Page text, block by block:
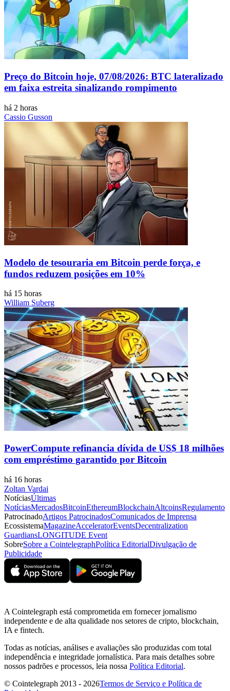
Preço do Bitcoin hoje, 07/08/2026: BTC lateralizado
em faixa estreita sinalizando rompimento
há 2 horas
Cassio Gusson
Modelo de tesouraria em Bitcoin perde força, e
fundos reduzem posições em 10%
há 15 horas
William Suberg
PowerCompute refinancia dívida de US$ 18 milhões
com empréstimo garantido por Bitcoin
há 16 horas
Zoltan Vardai
NotíciasÚltimas
NotíciasMercadosBitcoinEthereumBlockchainAltcoinsRegulamento
PatrocinadoArtigos PatrocinadosComunicados de Imprensa
EcossistemaMagazineAcceleratorEventsDecentralization
GuardiansLONGITUDE Event
SobreSobre a CointelegraphPolítica EditorialDivulgação de
Publicidade
A Cointelegraph está comprometida em fornecer jornalismo
independente e de alta qualidade nos setores de cripto, blockchain,
IA e fintech.
Todas as notícias, análises e avaliações são produzidas com total
independência e integridade jornalística. Para mais detalhes sobre
nossos padrões e processos, leia nossa Política Editorial.
© Cointelegraph 2013 - 2026Termos de Serviço e Política de